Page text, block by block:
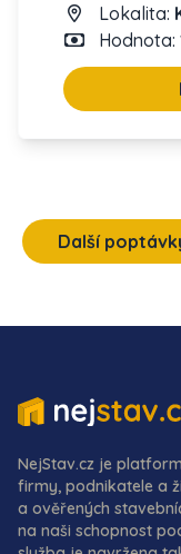
Lokalita:
Hodnota:
Další
NejStav.cz je
firmy, podnikatele a
a ověřených
na naši schopnost